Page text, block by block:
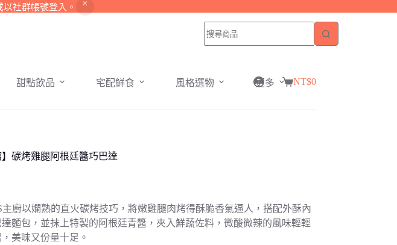
社群帳號登入。
甜點飲品 宅配鮮食 風格選物 更多
購
NT$0
】碳烤雞腿阿根廷醬巧巴達
主廚以嫻熟的直火碳烤技巧，將嫩雞腿肉烤得酥脆香氣逼人，搭配外酥內
麵包，並抹上特製的阿根廷青醬，夾入鮮蔬佐料，微酸微辣的風味輕輕
美味又份量十足。